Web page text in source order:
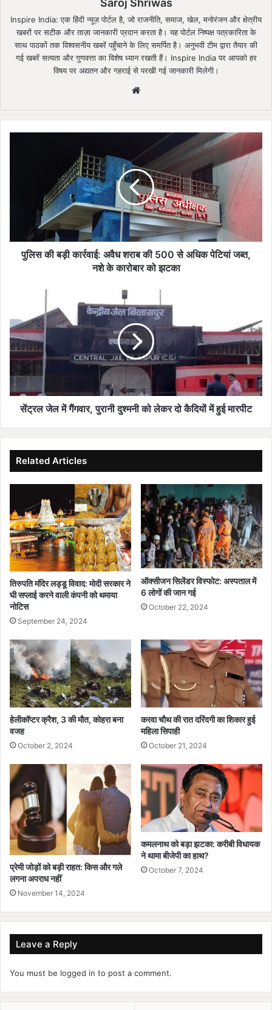
Saroj Shriwas
Inspire India: एक हिंदी न्यूज़ पोर्टल है, जो राजनीति, समाज, खेल, मनोरंजन और क्षेत्रीय
खबरों पर सटीक और ताज़ा जानकारी प्रदान करता है। यह पोर्टल निष्पक्ष पत्रकारिता के
साथ पाठकों तक विश्वसनीय खबरें पहुँचाने के लिए समर्पित है। अनुभवी टीम द्वारा तैयार की
गई खबरें सत्यता और गुणवत्ता का विशेष ध्यान रखती हैं। Inspire India पर आपको हर
विषय पर अद्यतन और गहराई से परखी गई जानकारी मिलेगी।
से
अधिक
को
झटका
पुलिस की बड़ी कार्रवाई: अवैध शराब की 500 से अधिक पेटियां जब्त,
नशे के कारोबार को झटका
में
गैंगवार,
पुरानी
लेकर
दो
कैदियोंसेंट्रल जेल में गैंगवार, पुरानी दुश्मनी को लेकर दो कैदियों में हुई मारपीट
Related Articles
तिरुपति मंदिर लड्डू विवाद: मोदी सरकार ने
घी सप्लाई करने वाली कंपनी को थमाया
नोटिस
September 24, 2024
ऑक्सीजन सिलेंडर विस्फोट: अस्पताल में
6 लोगों की जान गई
October 22, 2024
हेलीकॉप्टर क्रैश, 3 की मौत, कोहरा बना
वजह
October 2, 2024
करवा चौथ की रात दरिंदगी का शिकार हुई
महिला सिपाही
October 21, 2024
प्रेमी जोड़ों को बड़ी राहत: किस और गले
लगना अपराध नहीं
November 14, 2024
कमलनाथ को बड़ा झटका: करीबी विधायक
ने थामा बीजेपी का हाथ?
October 7, 2024
Leave a Reply
You must be logged in to post a comment.